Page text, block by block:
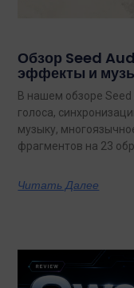
Обзор Seed
эффекты и
В нашем обзоре Seed
голоса,
музыку,
фрагментов на 23
Читать Далее